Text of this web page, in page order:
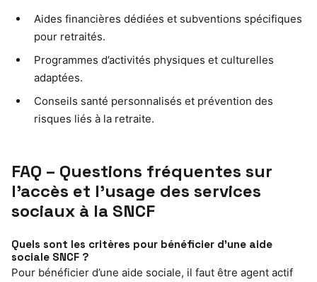
Aides financières dédiées et subventions spécifiques
pour retraités.
Programmes d’activités physiques et culturelles
adaptées.
Conseils santé personnalisés et prévention des
risques liés à la retraite.
FAQ – Questions fréquentes sur
l’accès et l’usage des services
sociaux à la SNCF
Quels sont les critères pour bénéficier d’une aide
sociale SNCF ?
Pour bénéficier d’une aide sociale, il faut être agent actif